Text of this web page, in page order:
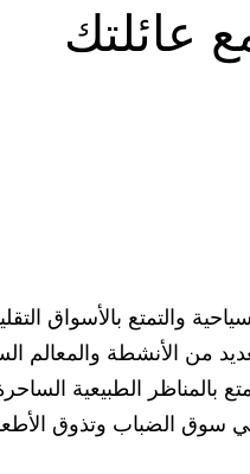
عائلتك
والتمتع بالأسواق
الأنشطة والمعالم
بالمناظر الطبيعية
في سوق الضباب وتذوق